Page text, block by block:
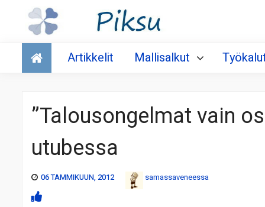
Talous
Artikkelit Mallisalkut
”Talousongelmat vain
utubessa
06 TAMMIKUUN, 2012 samassaveneessa